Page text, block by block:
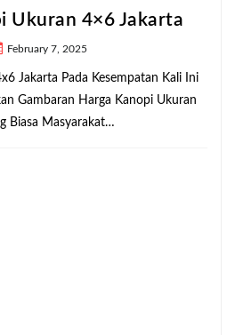
Ukuran 4×6 Jakarta
February 7, 2025
Jakarta Pada Kesempatan Kali Ini
Gambaran Harga Kanopi Ukuran
Biasa Masyarakat…